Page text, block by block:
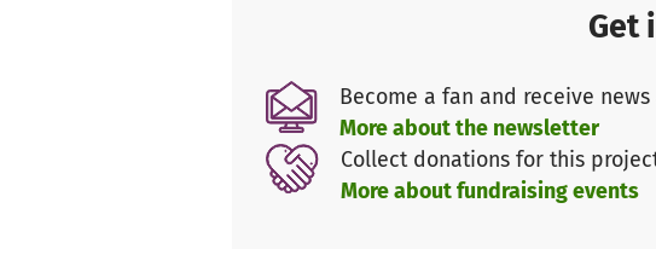
Dabei werden Themen behandelt wie:
Gesundheit und Hygiene.
Get
Become a fan and receive
More about the newsletter
Collect donations for this
More about fundraising events